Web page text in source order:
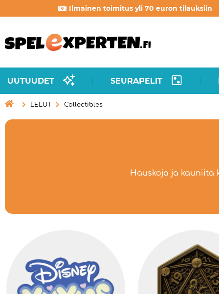
Ilmainen toimitus yli 70 euron tilauksiin
UUTUUDET SEURAPELIT
 LELUT Collectibles
Hauskoja ja kauniita